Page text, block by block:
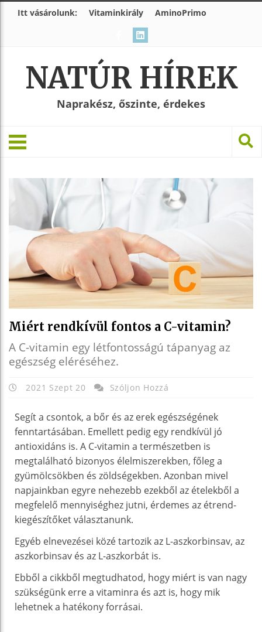
Itt vásárolunk: Vitaminkirály AminoPrimo
NATÚR HÍREK
Naprakész, őszinte, érdekes
Miért rendkívül fontos a C-vitamin?
A C-vitamin egy létfontosságú tápanyag az
egészség eléréséhez.
2021 Szept 20 Szóljon Hozzá
Segít a csontok, a bőr és az erek egészségének
fenntartásában. Emellett pedig egy rendkívül jó
antioxidáns is. A C-vitamin a természetben is
megtalálható bizonyos élelmiszerekben, főleg a
gyümölcsökben és zöldségekben. Azonban mivel
napjainkban egyre nehezebb ezekből az ételekből a
megfelelő mennyiséghez jutni, érdemes az étrend-
kiegészítőket választanunk.
Egyéb elnevezései közé tartozik az L-aszkorbinsav, az
aszkorbinsav és az L-aszkorbát is.
Ebből a cikkből megtudhatod, hogy miért is van nagy
szükségünk erre a vitaminra és azt is, hogy mik
lehetnek a hatékony forrásai.